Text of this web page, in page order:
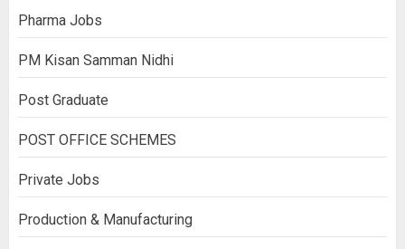
Pharma Jobs
PM Kisan Samman Nidhi
Post Graduate
POST OFFICE SCHEMES
Private Jobs
Production & Manufacturing